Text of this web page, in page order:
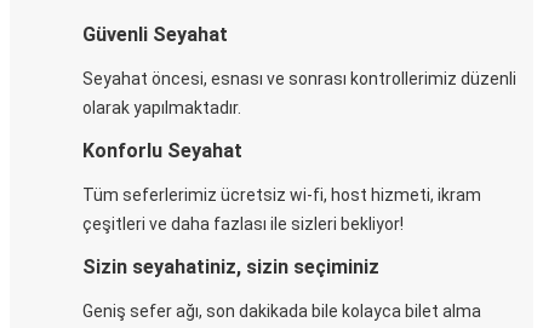
Güvenli Seyahat
Seyahat öncesi, esnası ve sonrası kontrollerimiz düzenli
olarak yapılmaktadır.
Konforlu Seyahat
Tüm seferlerimiz ücretsiz wi-fi, host hizmeti, ikram
çeşitleri ve daha fazlası ile sizleri bekliyor!
Sizin seyahatiniz, sizin seçiminiz
Geniş sefer ağı, son dakikada bile kolayca bilet alma